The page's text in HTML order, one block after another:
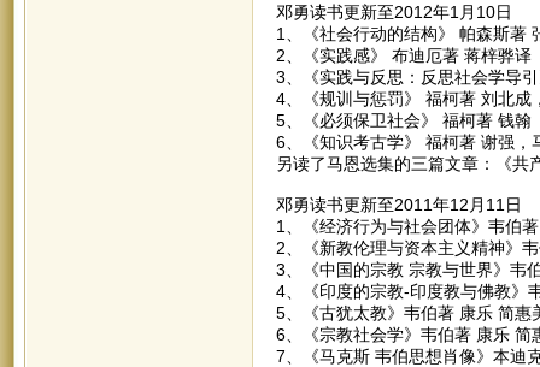
邓勇读书更新至2012年1月10日
1、《社会行动的结构》 帕森斯著
2、《实践感》 布迪厄著 蒋梓骅译
3、《实践与反思：反思社会学导
4、《规训与惩罚》 福柯著 刘北成
5、《必须保卫社会》 福柯著 钱
6、《知识考古学》 福柯著 谢强，
另读了马恩选集的三篇文章：《共
邓勇读书更新至2011年12月11日
1、《经济行为与社会团体》韦伯
2、《新教伦理与资本主义精神》
3、《中国的宗教 宗教与世界》韦
4、《印度的宗教-印度教与佛教》
5、《古犹太教》韦伯著 康乐 简惠
6、《宗教社会学》韦伯著 康乐 简
7、《马克斯 韦伯思想肖像》本迪